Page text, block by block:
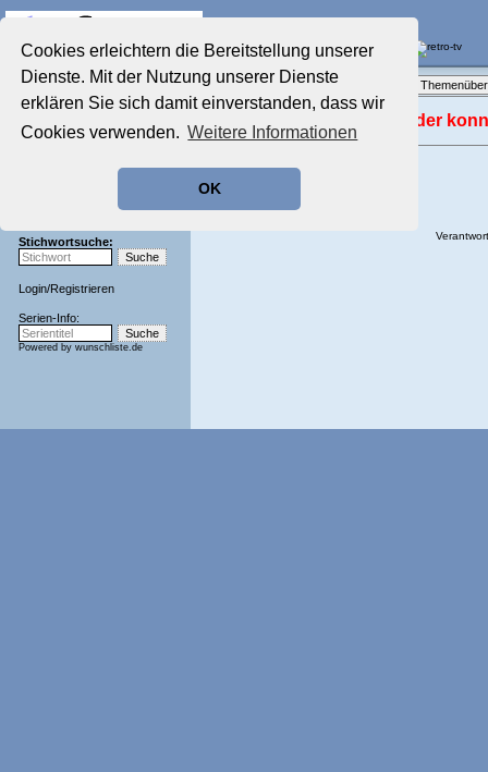
Cookies erleichtern die Bereitstellung unserer
Dienste. Mit der Nutzung unserer Dienste
erklären Sie sich damit einverstanden, dass wir
Cookies verwenden. Weitere Informationen
OK
Startseite
Aktuelles Forum
Film-Forum
Zeichentrick-Forum
Stichwortsuche:
Login/Registrieren
Serien-Info:
Powered by wunschliste.de
Leider